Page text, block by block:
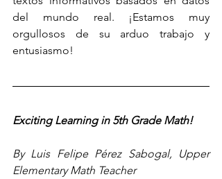
del mundo real. ¡Estamos muy
orgullosos de su arduo trabajo y
entusiasmo!
Exciting Learning in 5th Grade Math!
By Luis Felipe Pérez Sabogal, Upper
Elementary Math Teacher